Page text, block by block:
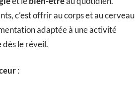
c’est offrir au corps et au cerveau
adaptée à une activité
dès le réveil.
: